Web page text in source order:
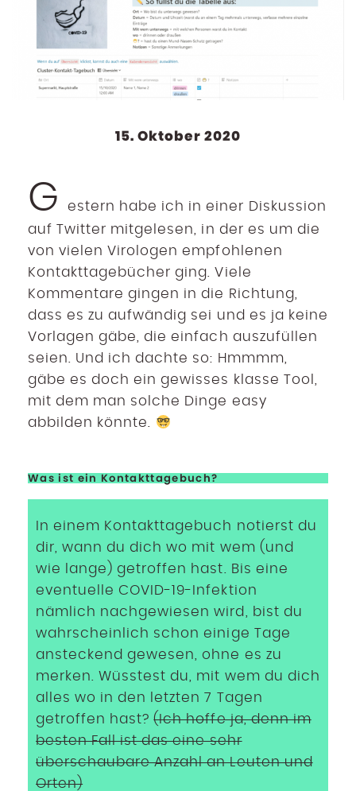
15. Oktober 2020
G
estern habe ich in einer Diskussion
auf Twitter mitgelesen, in der es um die
von vielen Virologen empfohlenen
Kontakttagebücher ging. Viele
Kommentare gingen in die Richtung,
dass es zu aufwändig sei und es ja keine
Vorlagen gäbe, die einfach auszufüllen
seien. Und ich dachte so: Hmmmm,
gäbe es doch ein gewisses klasse Tool,
mit dem man solche Dinge easy
abbilden könnte.
Was ist ein Kontakttagebuch?
In einem Kontakttagebuch notierst du
dir, wann du dich wo mit wem (und
wie lange) getroffen hast. Bis eine
eventuelle COVID-19-Infektion
nämlich nachgewiesen wird, bist du
wahrscheinlich schon einige Tage
ansteckend gewesen, ohne es zu
merken. Wüsstest du, mit wem du dich
alles wo in den letzten 7 Tagen
getroffen hast?(Ich hoffe ja, denn im
besten Fall ist das eine sehr
überschaubare Anzahl an Leuten und
Orten)